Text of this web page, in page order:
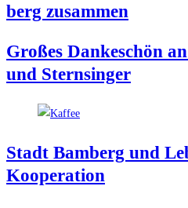
berg zusammen
Gro­ßes Dan­ke­schön
und Sternsinger
Stadt Bam­berg und
Kooperation